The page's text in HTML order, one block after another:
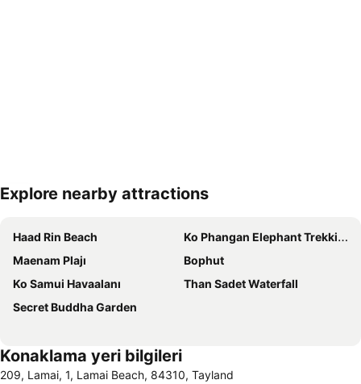
Haritayı genişlet
Explore nearby attractions
Haad Rin Beach
Ko Phangan Elephant Trekking
Maenam Plajı
Bophut
Ko Samui Havaalanı
Than Sadet Waterfall
Secret Buddha Garden
Konaklama yeri bilgileri
209, Lamai, 1, Lamai Beach, 84310, Tayland